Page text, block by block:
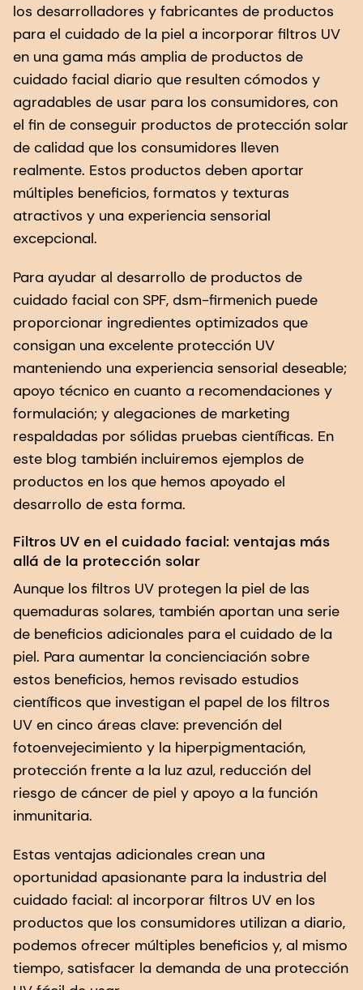
los desarrolladores y fabricantes de productos
para el cuidado de la piel a incorporar filtros UV
en una gama más amplia de productos de
cuidado facial diario que resulten cómodos y
agradables de usar para los consumidores, con
el fin de conseguir productos de protección solar
de calidad que los consumidores lleven
realmente. Estos productos deben aportar
múltiples beneficios, formatos y texturas
atractivos y una experiencia sensorial
excepcional.
Para ayudar al desarrollo de productos de
cuidado facial con SPF, dsm-firmenich puede
proporcionar ingredientes optimizados que
consigan una excelente protección UV
manteniendo una experiencia sensorial deseable;
apoyo técnico en cuanto a recomendaciones y
formulación; y alegaciones de marketing
respaldadas por sólidas pruebas científicas. En
este blog también incluiremos ejemplos de
productos en los que hemos apoyado el
desarrollo de esta forma.
Filtros UV en el cuidado facial: ventajas más
allá de la protección solar
Aunque los filtros UV protegen la piel de las
quemaduras solares, también aportan una serie
de beneficios adicionales para el cuidado de la
piel. Para aumentar la concienciación sobre
estos beneficios, hemos revisado estudios
científicos que investigan el papel de los filtros
UV en cinco áreas clave: prevención del
fotoenvejecimiento y la hiperpigmentación,
protección frente a la luz azul, reducción del
riesgo de cáncer de piel y apoyo a la función
inmunitaria.
Estas ventajas adicionales crean una
oportunidad apasionante para la industria del
cuidado facial: al incorporar filtros UV en los
productos que los consumidores utilizan a diario,
podemos ofrecer múltiples beneficios y, al mismo
tiempo, satisfacer la demanda de una protección